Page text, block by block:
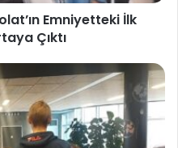
Emniyetteki İlk
Çıktı